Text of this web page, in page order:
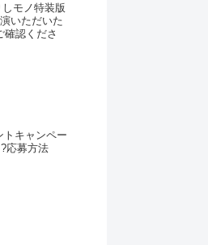
モノ特装版
いただいた
認くださ
キャンペー
応募方法